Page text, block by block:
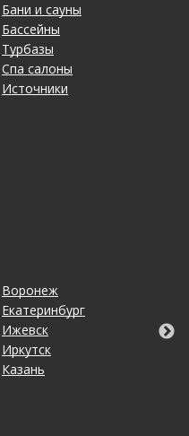
Бани и сауны
Бассейны
Турбазы
Спа салоны
Источники
Воронеж
Екатеринбург
Ижевск
Иркутск
Казань
Липецк
Махачкала
Москва
Набережные Челны
Нижний Новгород
Ростов-на-Дону
Рязань
Самара
Санкт-Петербург
Саратов
Ульяновск
Уфа
Хабаровск
Чебоксары
Челябинск